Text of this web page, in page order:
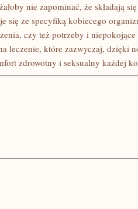
nie zapominać, że składają
się ze specyfiką kobiecego
czy też potrzeby i
leczenie, które zazwyczaj, dzięki
zdrowotny i seksualny każdej